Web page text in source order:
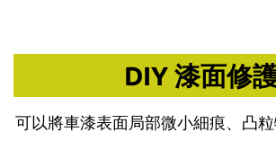
DIY 漆面修
可以將車漆表面局部微小細痕、凸粒